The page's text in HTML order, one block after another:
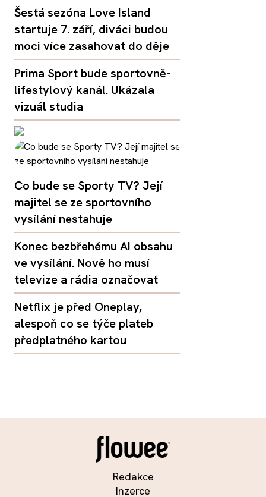
Šestá sezóna Love Island
startuje 7. září, diváci budou
moci více zasahovat do děje
Prima Sport bude sportovně-
lifestylový kanál. Ukázala
vizuál studia
Co bude se Sporty TV? Její
majitel se ze sportovního
vysílání nestahuje
Konec bezbřehému AI obsahu
ve vysílání. Nově ho musí
televize a rádia označovat
Netflix je před Oneplay,
alespoň co se týče plateb
předplatného kartou
Redakce
Inzerce